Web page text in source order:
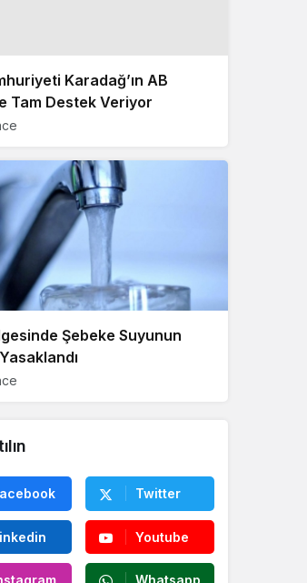
Karadağ’ın AB
Tam Destek Veriyor
Şebeke Suyunun
Twitter
Youtube